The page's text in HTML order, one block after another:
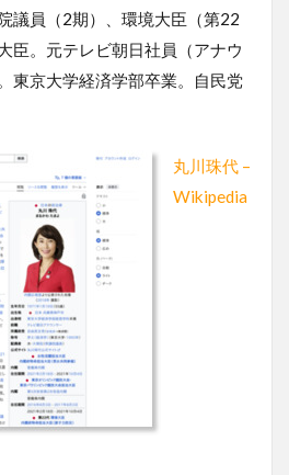
議員（2期）、環境大臣（第22
臣。元テレビ朝日社員（アナウ
東京大学経済学部卒業。自民党
丸川珠代 –
Wikipedia